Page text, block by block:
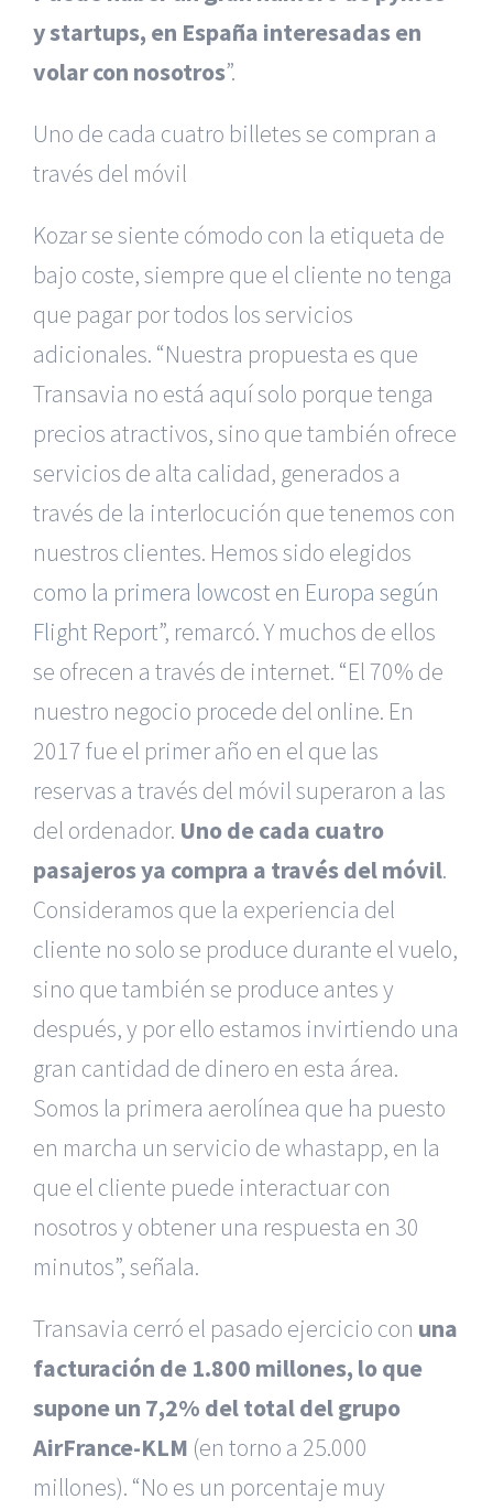
y startups, en España interesadas en
volar con nosotros”.
Uno de cada cuatro billetes se compran a
través del móvil
Kozar se siente cómodo con la etiqueta de
bajo coste, siempre que el cliente no tenga
que pagar por todos los servicios
adicionales. “Nuestra propuesta es que
Transavia no está aquí solo porque tenga
precios atractivos, sino que también ofrece
servicios de alta calidad, generados a
través de la interlocución que tenemos con
nuestros clientes. Hemos sido elegidos
como la primera lowcost en Europa según
Flight Report”, remarcó. Y muchos de ellos
se ofrecen a través de internet. “El 70% de
nuestro negocio procede del online. En
2017 fue el primer año en el que las
reservas a través del móvil superaron a las
del ordenador. Uno de cada cuatro
pasajeros ya compra a través del móvil.
Consideramos que la experiencia del
cliente no solo se produce durante el vuelo,
sino que también se produce antes y
después, y por ello estamos invirtiendo una
gran cantidad de dinero en esta área.
Somos la primera aerolínea que ha puesto
en marcha un servicio de whastapp, en la
que el cliente puede interactuar con
nosotros y obtener una respuesta en 30
minutos”, señala.
Transavia cerró el pasado ejercicio con una
facturación de 1.800 millones, lo que
supone un 7,2% del total del grupo
AirFrance-KLM (en torno a 25.000
millones). “No es un porcentaje muy